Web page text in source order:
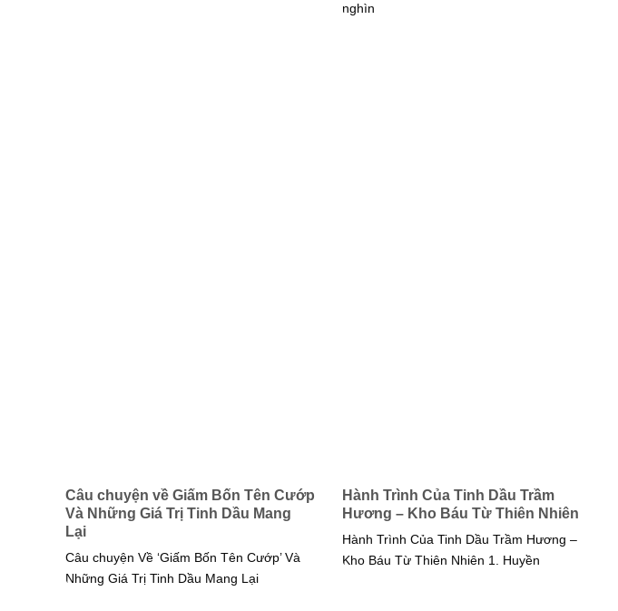
nghìn
Câu chuyện về Giấm Bốn Tên Cướp
Và Những Giá Trị Tinh Dầu Mang
Lại
Câu chuyện Về ‘Giấm Bốn Tên Cướp’ Và
Những Giá Trị Tinh Dầu Mang Lại
Hành Trình Của Tinh Dầu Trầm
Hương – Kho Báu Từ Thiên Nhiên
Hành Trình Của Tinh Dầu Trầm Hương –
Kho Báu Từ Thiên Nhiên 1. Huyền